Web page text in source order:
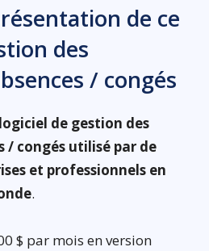
de ce
des
/ congés
de gestion des
/ congés utilisé par de
et professionnels en
.
$ par mois en version